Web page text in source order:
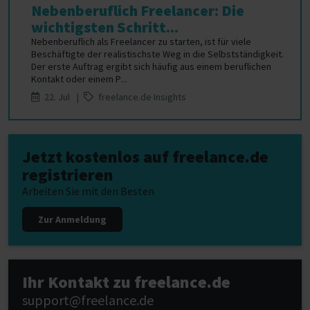
Nebenberuflich Freelancer: Die
wichtigsten Schritt...
Nebenberuflich als Freelancer zu starten, ist für viele
Beschäftigte der realistischste Weg in die Selbstständigkeit.
Der erste Auftrag ergibt sich häufig aus einem beruflichen
Kontakt oder einem P...
22. Jul |
freelance.de Insights
Jetzt kostenlos auf freelance.de
registrieren
Arbeiten Sie mit den Besten
Zur Anmeldung
Ihr Kontakt zu freelance.de
support@freelance.de